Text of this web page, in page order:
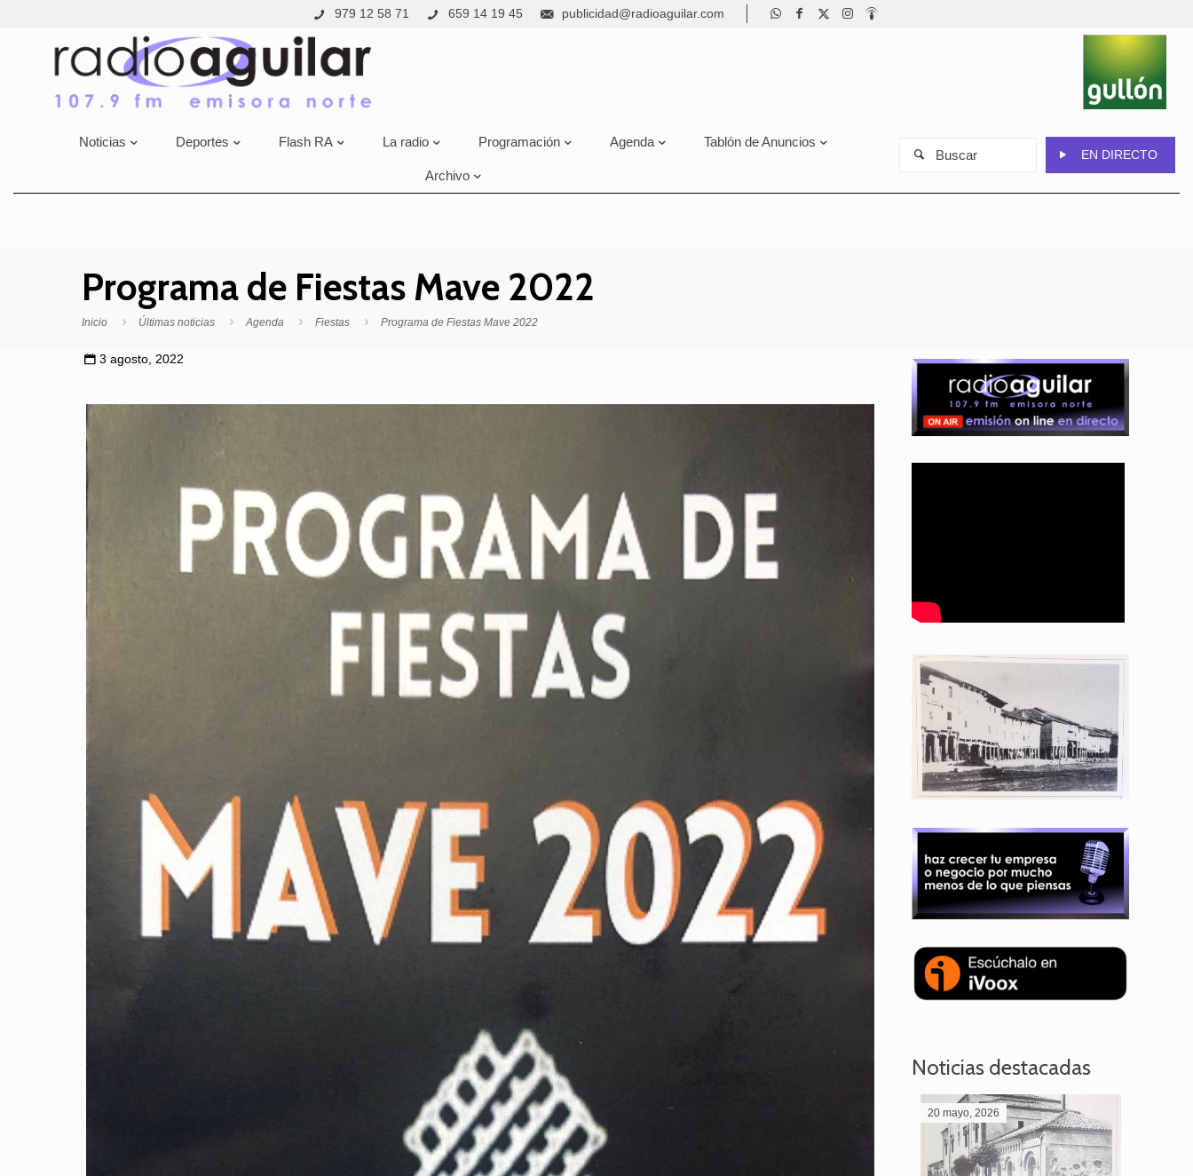
979 12 58 71 659 14 19 45 publicidad@radioaguilar.com
Noticias Deportes Flash RA La radio Programación Agenda Tablón de Anuncios
Archivo
EN DIRECTO
Programa de Fiestas Mave 2022
Inicio Últimas noticias Agenda Fiestas Programa de Fiestas Mave 2022
3 agosto, 2022
Noticias destacadas
20 mayo, 2026